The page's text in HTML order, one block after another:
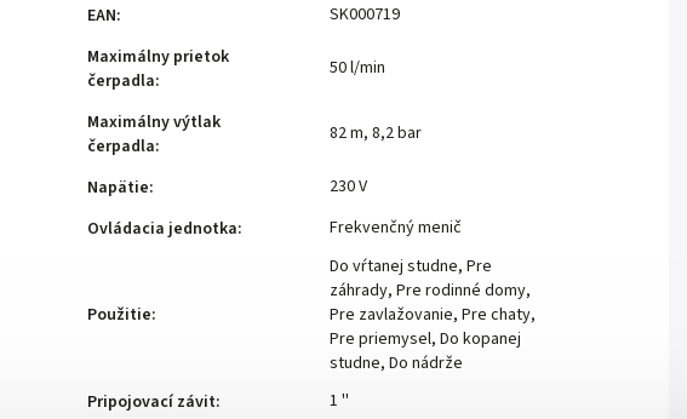
EAN:
SK000719
Maximálny prietok
čerpadla:
50 l/min
Maximálny výtlak
čerpadla:
82 m, 8,2 bar
Napätie:
230 V
Ovládacia jednotka: Frekvenčný menič
Použitie:
Do vŕtanej studne, Pre
záhrady, Pre rodinné domy,
Pre zavlažovanie, Pre chaty,
Pre priemysel, Do kopanej
studne, Do nádrže
Pripojovací závit: 1 ''